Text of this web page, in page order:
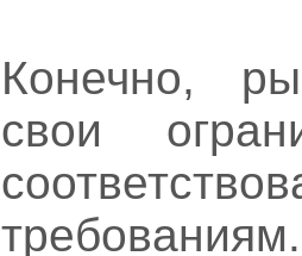
Конечно,
свои